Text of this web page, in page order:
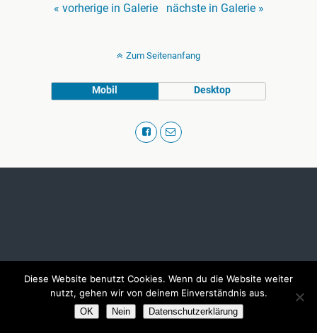
« vorherige in Galerie nächste in Galerie »
Zum Seitenanfang
Mobil Desktop
Diese Website benutzt Cookies. Wenn du die Website weiter
nutzt, gehen wir von deinem Einverständnis aus.
OK Nein Datenschutzerklärung